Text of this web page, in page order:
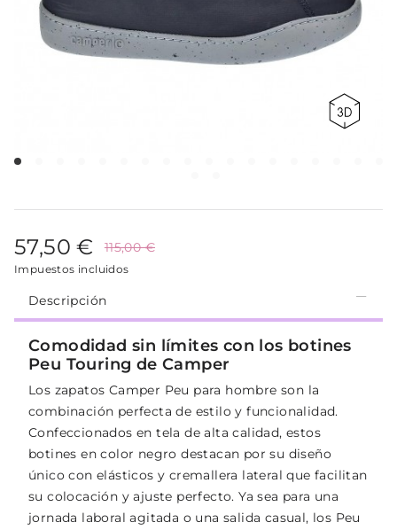
57,50 € 115,00 €
Impuestos incluidos
Descripción
Comodidad sin límites con los botines
Peu Touring de Camper
Los zapatos Camper Peu para hombre son la
combinación perfecta de estilo y funcionalidad.
Confeccionados en tela de alta calidad, estos
botines en color negro destacan por su diseño
único con elásticos y cremallera lateral que facilitan
su colocación y ajuste perfecto. Ya sea para una
jornada laboral agitada o una salida casual, los Peu